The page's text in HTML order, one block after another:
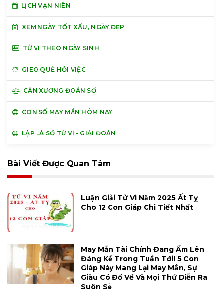
LỊCH VẠN NIÊN
XEM NGÀY TỐT XẤU, NGÀY ĐẸP
TỬ VI THEO NGÀY SINH
GIEO QUẺ HỎI VIỆC
CÂN XƯƠNG ĐOÁN SỐ
CON SỐ MAY MẮN HÔM NAY
LẬP LÁ SỐ TỬ VI - GIẢI ĐOÁN
Bài Viết Được Quan Tâm
Luận Giải Tử Vi Năm 2025 Ất Tỵ
Cho 12 Con Giáp Chi Tiết Nhất
May Mắn Tài Chính Đang Ấm Lên
Đáng Kể Trong Tuần Tới! 5 Con
Giáp Này Mang Lại May Mắn, Sự
Giàu Có Đổ Về Và Mọi Thứ Diễn Ra
Suôn Sẻ